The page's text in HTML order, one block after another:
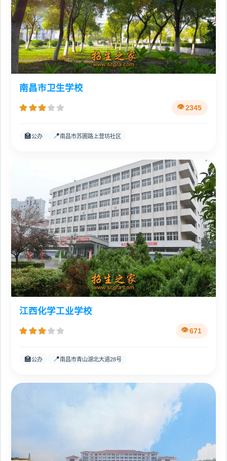
南昌市卫生学校
2345
🏫公办 📍南昌市苏圃路上营坊社区
江西化学工业学校
671
🏫公办 📍南昌市青山湖北大道28号